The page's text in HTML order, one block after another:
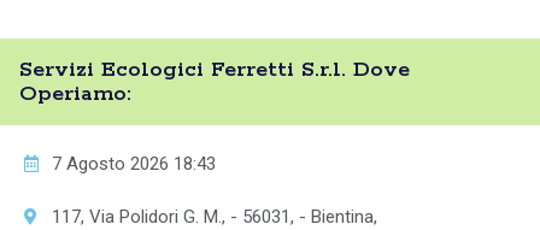
Servizi Ecologici Ferretti S.r.l. Dove
Operiamo:
7 Agosto 2026 18:43
117, Via Polidori G. M., - 56031, - Bientina,